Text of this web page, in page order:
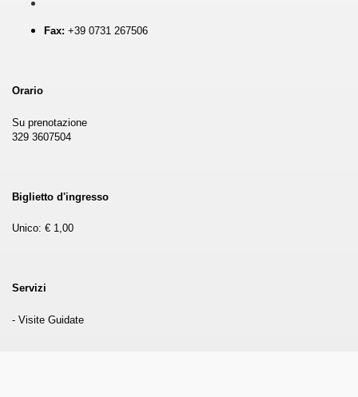
Fax: +39 0731 267506
Orario
Su prenotazione
329 3607504
Biglietto d'ingresso
Unico: € 1,00
Servizi
- Visite Guidate
mese di Giugno 2013.
mese di Luglio 2013.